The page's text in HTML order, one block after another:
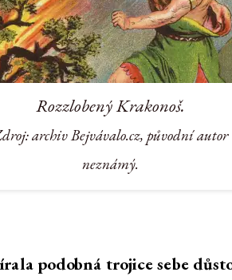
Rozzlobený Krakonoš.
archiv Bejvávalo.cz, původní autor
neznámý.
podobná trojice sebe